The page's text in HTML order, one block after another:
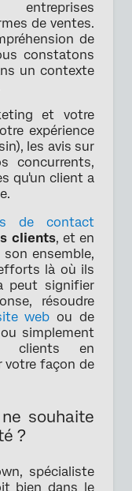
de ventes.
de
constatons
un contexte
et votre
expérience
les avis sur
concurrents,
qu'un client a
de contact
clients, et en
ensemble,
là où ils
peut signifier
résoudre
web ou de
simplement
clients en
votre façon de
souhaite
?
spécialiste
bien dans le